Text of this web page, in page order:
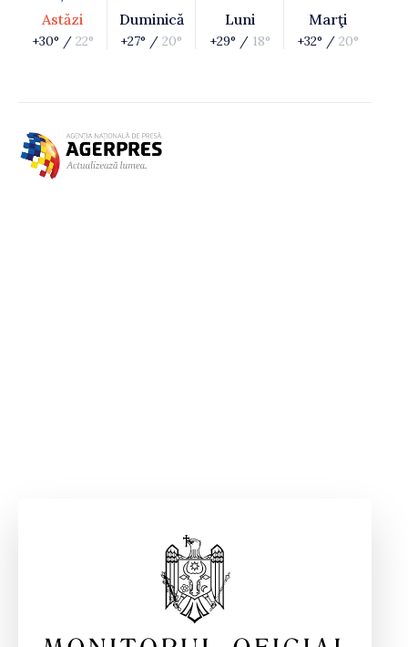
Astăzi
+30° / 22°
Duminică
+27° / 20°
Luni
+29° / 18°
Marţi
+32° / 20°